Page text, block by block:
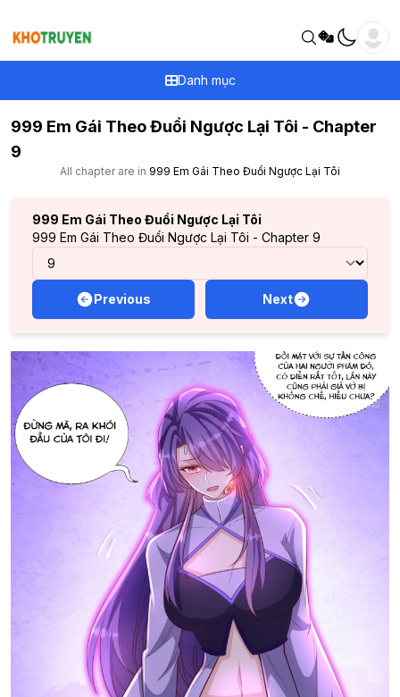
Danh mục
999 Em Gái Theo Đuổi Ngược Lại Tôi - Chapter
9
All chapter are in 999 Em Gái Theo Đuổi Ngược Lại Tôi
999 Em Gái Theo Đuổi Ngược Lại Tôi
999 Em Gái Theo Đuổi Ngược Lại Tôi - Chapter 9
Previous Next